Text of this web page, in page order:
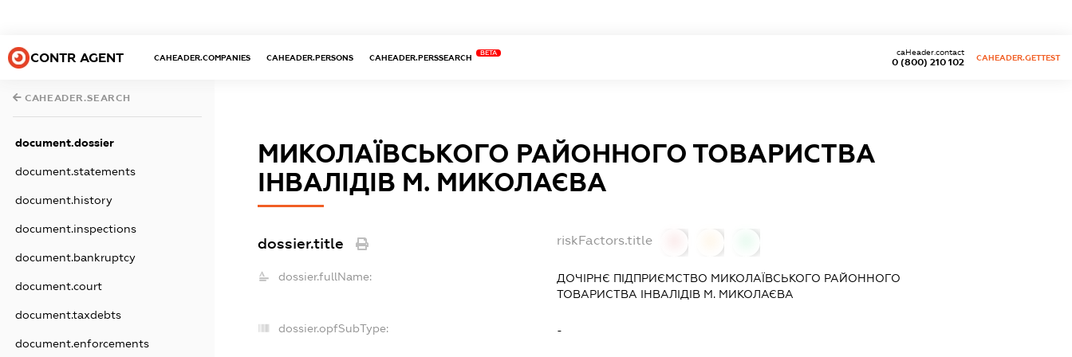
CONTR AGENT CAHEADER.COMPANIES CAHEADER.PERSONS CAHEADER.PERSSEARCH
BETA
0 (800) 210 102
caHeader.contact
CAHEADER.GETTEST
CAHEADER.SEARCH
document.dossier
document.statements
document.history
document.inspections
document.bankruptcy
document.court
document.taxdebts
document.enforcements
МИКОЛАЇВСЬКОГО РАЙОННОГО ТОВАРИСТВА
ІНВАЛІДІВ М. МИКОЛАЄВА
dossier.title riskFactors.title
dossier.fullName:
ДОЧІРНЄ ПІДПРИЄМСТВО МИКОЛАЇВСЬКОГО РАЙОННОГО
ТОВАРИСТВА ІНВАЛІДІВ М. МИКОЛАЄВА
dossier.opfSubType: -